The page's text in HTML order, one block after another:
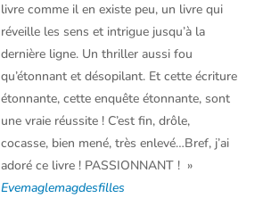
livre comme il en existe peu, un livre qui
réveille les sens et intrigue jusqu’à la
dernière ligne. Un thriller aussi fou
qu’étonnant et désopilant. Et cette écriture
étonnante, cette enquête étonnante, sont
une vraie réussite ! C’est fin, drôle,
cocasse, bien mené, très enlevé…Bref, j’ai
adoré ce livre ! PASSIONNANT ! »
Evemaglemagdesfilles